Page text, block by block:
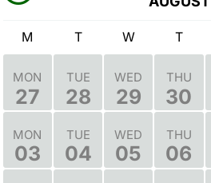
M T W T
MON
27
TUE
28
WED
29
THU
30
MON
03
TUE
04
WED
05
THU
06